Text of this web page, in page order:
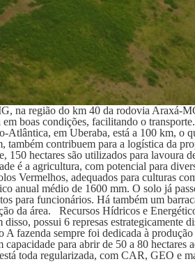
na região do km 40 da rodovia Araxá-
boas condições, facilitando o
em Uberaba, está a 100 km, o
também contribuem para a logística da
150 hectares são utilizados para lavoura
é a agricultura, com potencial para
Vermelhos, adequados para culturas
anual médio de 1600 mm. O solo já
para funcionários. Há também um
da área. Recursos Hídricos e
possui 6 represas estrategicamente
fazenda sempre foi dedicada à
para abrir de 50 a 80 hectares
toda regularizada, com CAR, GEO e